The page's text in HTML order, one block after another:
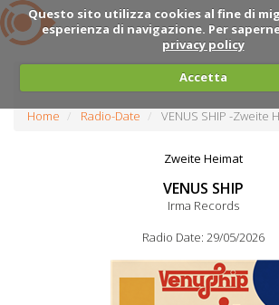
Questo sito utilizza cookies al fine di
esperienza di navigazione. Per
privacy policy
Accetta
Home Radio-Date VENUS SHIP -Zweite
Zweite Heimat
VENUS SHIP
Irma Records
Radio Date: 29/05/2026